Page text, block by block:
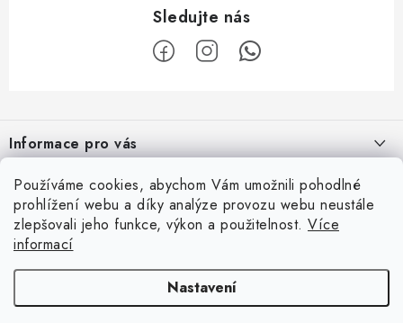
Používáme cookies, abychom Vám umožnili pohodlné
prohlížení webu a díky analýze provozu webu neustále
zlepšovali jeho funkce, výkon a použitelnost. Více
informací
Nastavení
pInformace pro vás
Obchodní podmínky
Podmínky ochrany osobních údajů
Kontaktní formulář
Užitečné info
Ordinace
Kontaktní adresa
eyedent, s.r.o.
Na Hraničkách 313/19